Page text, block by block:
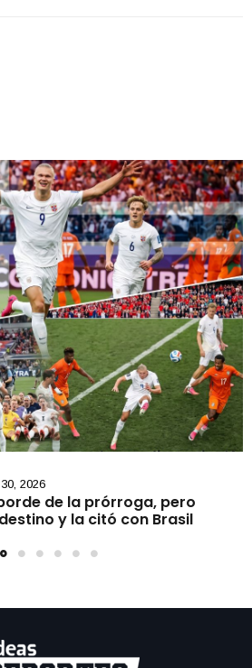
2026
de la prórroga, pero
y la citó con Brasil